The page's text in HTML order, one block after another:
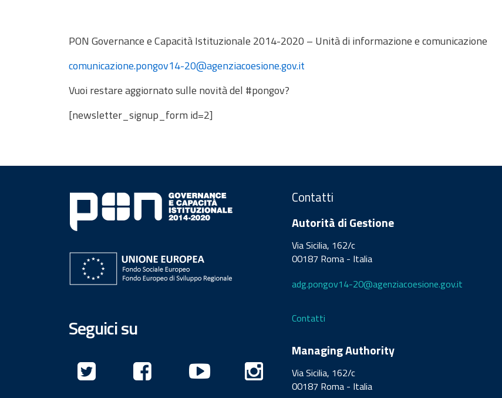
PON Governance e Capacità Istituzionale 2014-2020 – Unità di informazione e comunicazione
comunicazione.pongov14-20@agenziacoesione.gov.it
Vuoi restare aggiornato sulle novità del #pongov?
[newsletter_signup_form id=2]
Seguici su
Contatti
Autorità di Gestione
Via Sicilia, 162/c
00187 Roma - Italia
adg.pongov14-20@agenziacoesione.gov.it
Contatti
Managing Authority
Via Sicilia, 162/c
00187 Roma - Italia